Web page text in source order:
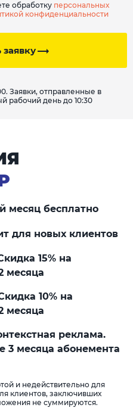
обработку персональных
конфиденциальности
Заявки, отправленные в
рабочий день до 10:30
месяц бесплатно
для новых клиентов
15% на
месяца
10% на
месяца
реклама.
3 месяца абонемента
и недействительно для
клиентов, заключивших
не суммируются.